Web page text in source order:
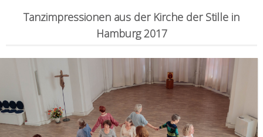
Tanzimpressionen aus der Kirche der Stille in
Hamburg 2017